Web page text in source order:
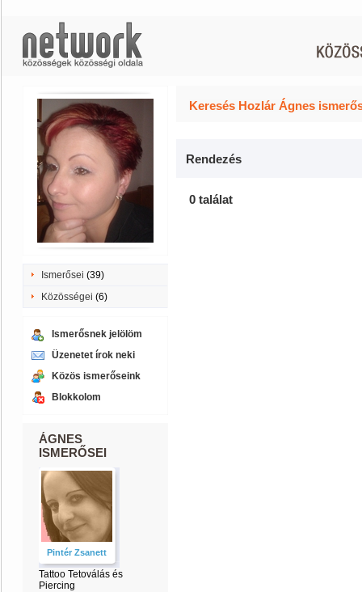
Ismerősei (39)
Közösségei (6)
Ismerősnek jelölöm
Üzenetet írok neki
Közös ismerőseink
Blokkolom
ÁGNES
ISMERŐSEI
Pintér Zsanett
Tattoo Tetoválás és
Piercing
Keresés Hozlár Ágnes
Rendezés
0 találat